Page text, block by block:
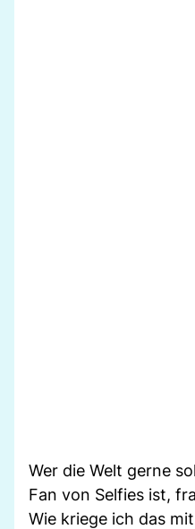
Wer die Welt gerne
Fan von Selfies ist,
Wie kriege ich das